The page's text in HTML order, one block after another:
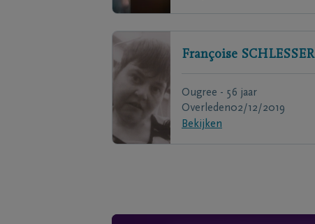
Françoise SCHLESSER
Ougree - 56 jaar
Overleden02/12/2019
Bekijken